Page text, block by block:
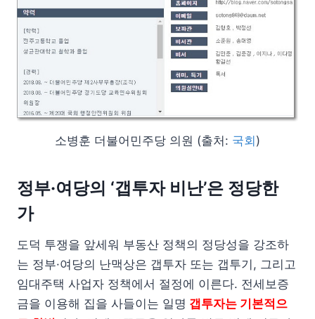
소병훈 더불어민주당 의원 (출처: 국회 )
정부·여당의 ‘갭투자 비난’은 정당한
가
도덕 투쟁을 앞세워 부동산 정책의 정당성을 강조하
는 정부·여당의 난맥상은 갭투자 또는 갭투기, 그리고
임대주택 사업자 정책에서 절정에 이른다. 전세보증
금을 이용해 집을 사들이는 일명 갭투자는 기본적으